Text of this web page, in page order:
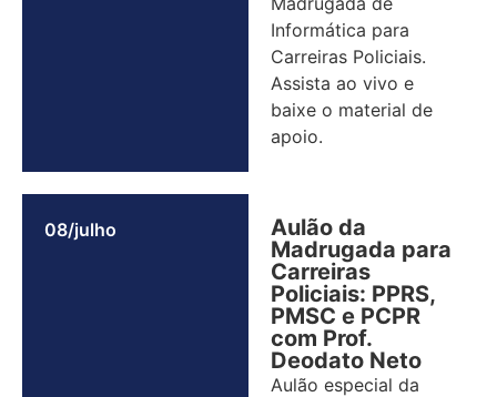
Informática para
Carreiras Policiais.
Assista ao vivo e
baixe o material de
apoio.
08/julho
Aulão da
Madrugada para
Carreiras
Policiais: PPRS,
PMSC e PCPR
com Prof.
Deodato Neto
Aulão especial da